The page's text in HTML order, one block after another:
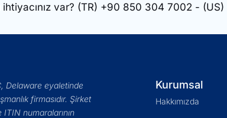
ihtiyacınız var? (TR) +90 850 304 7002 - (US)
Delaware eyaletinde
firmasıdır. Şirket
numaralarının
Kurumsal
Hakkımızda